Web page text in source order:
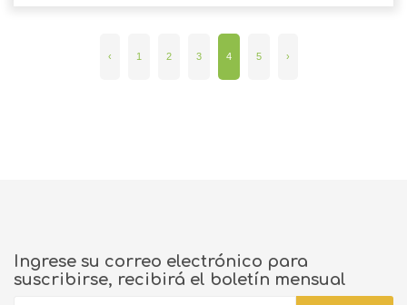
‹ 1 2 3 4 5 ›
Ingrese su correo electrónico para
suscribirse, recibirá el boletín mensual